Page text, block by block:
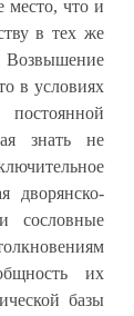
место, что и
в тех же
Возвышение
в условиях
знать не
дворянско-
сословные
их
базы